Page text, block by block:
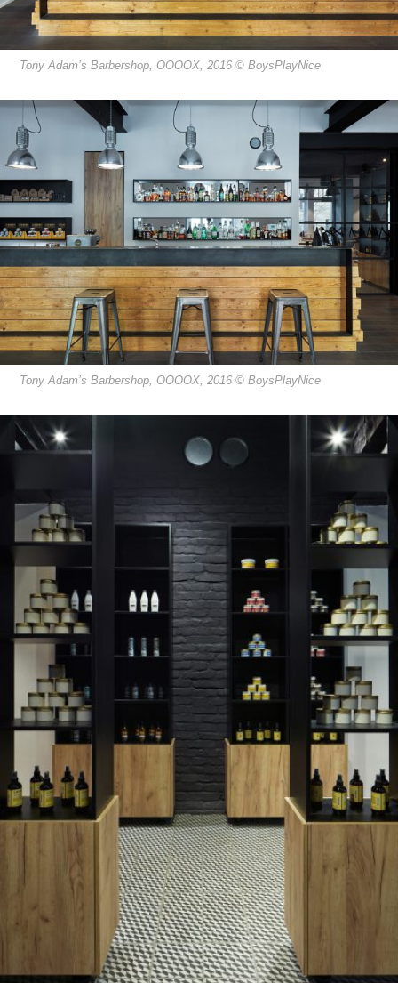
Tony Adam’s Barbershop, OOOOX, 2016 © BoysPlayNice
Tony Adam’s Barbershop, OOOOX, 2016 © BoysPlayNice